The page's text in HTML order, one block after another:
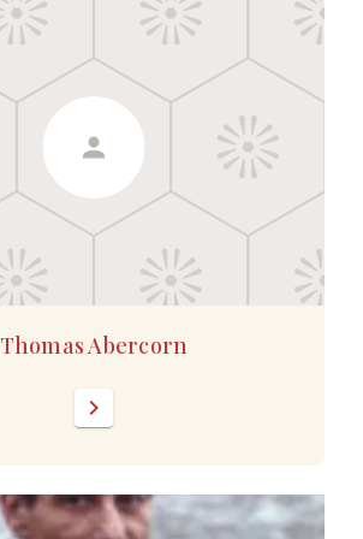
Thomas Abercorn
chevron_right